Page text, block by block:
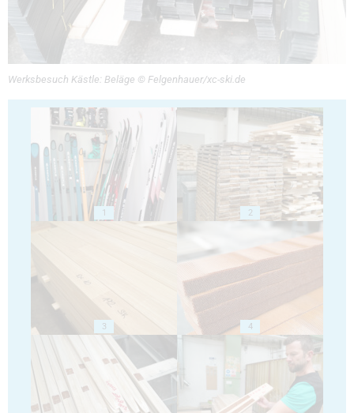
Werksbesuch Kästle: Beläge © Felgenhauer/xc-ski.de
1 2
3 4